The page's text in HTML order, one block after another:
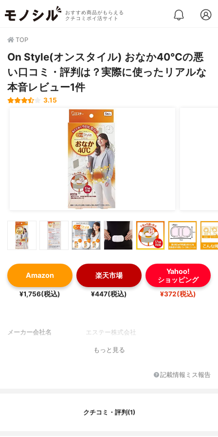
おすすめ商品がもらえる
クチコミポイ活サイト
TOP
On Style(オンスタイル) おなか40℃の悪
い口コミ・評判は？実際に使ったリアルな
本音レビュー1件
3.15
Amazon
¥1,756(税込)
楽天市場
¥447(税込)
Yahoo!
ショッピング
¥372(税込)
メーカー会社名 エステー株式会社
もっと見る
記載情報ミス報告
クチコミ・評判(1)